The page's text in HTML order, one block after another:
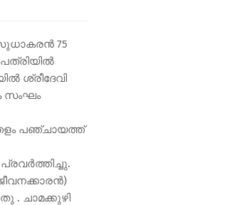
75
ശ്രീദേവി
സംഘം
പഞ്ചായത്ത്
. ചാമക്കുഴി